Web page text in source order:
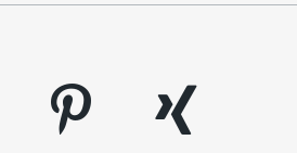
pinterest
xing